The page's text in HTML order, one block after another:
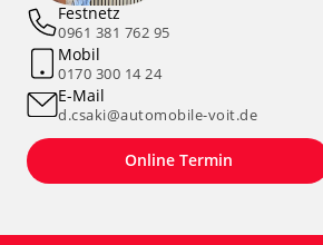
Festnetz
0961 381 762 95
Mobil
0170 300 14 24
E-Mail
d.csaki@automobile-voit.de
Online Termin